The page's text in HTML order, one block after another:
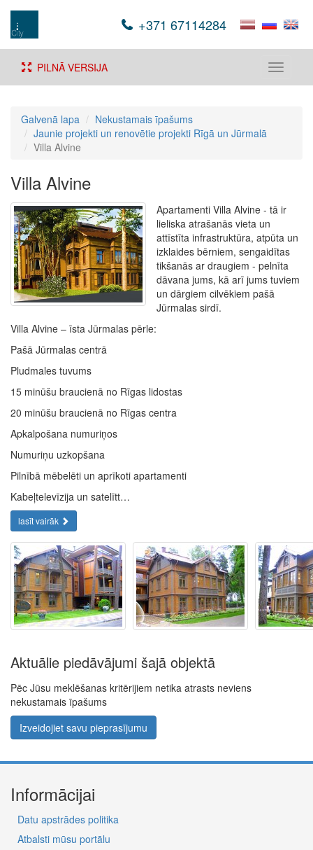
+371 67114284
Toggle
PILNĀ VERSIJA
Galvenā lapa
Nekustamais īpašums
Jaunie projekti un renovētie projekti Rīgā un Jūrmalā
Villa Alvine
Villa Alvine
Apartamenti Villa Alvine - tā ir
lieliska atrašanās vieta un
attīstīta infrastruktūra, atpūta un
izklaides bērniem, sengaidītas
tikšanās ar draugiem - pelnīta
dāvana jums, kā arī jums tuviem
un dārgiem cilvēkiem pašā
Jūrmalas sirdī.
Villa Alvine – īsta Jūrmalas pērle:
Pašā Jūrmalas centrā
Pludmales tuvums
15 minūšu braucienā no Rīgas lidostas
20 minūšu braucienā no Rīgas centra
Apkalpošana numuriņos
Numuriņu uzkopšana
Pilnībā mēbelēti un aprīkoti apartamenti
Kabeļtelevīzija un satelītt…
lasīt vairāk
Aktuālie piedāvājumi šajā objektā
Pēc Jūsu meklēšanas kritērijiem netika atrasts neviens
nekustamais īpašums
Izveidojiet savu pieprasījumu
Informācijai
Datu apstrādes politika
Atbalsti mūsu portālu